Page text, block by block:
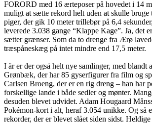
FORORD med 16 ærteposer på hovedet i 14
muligt at sætte rekord helt uden at skulle bruge
piger, der gik 10 meter trillebør på 6,4
leverede 3.038 gange “Klappe Kage”. Ja, det
sætter grænser. Som da to drenge fra Ærø
træspåneskæg på intet mindre end 17,5 meter.
I år er der også helt nye samlinger, med blandt
Grønbæk, der har 85 gyserfigurer fra film og
Carlsen Broeng, der er en rig dreng – han har
forskellige lande i både sedler og mønter.
desuden blevet udvidet. Adam Hougaard
Pokémon-kort i alt, heraf 3.054 unikke. Og så
rekorder, der er blevet slået siden sidst.